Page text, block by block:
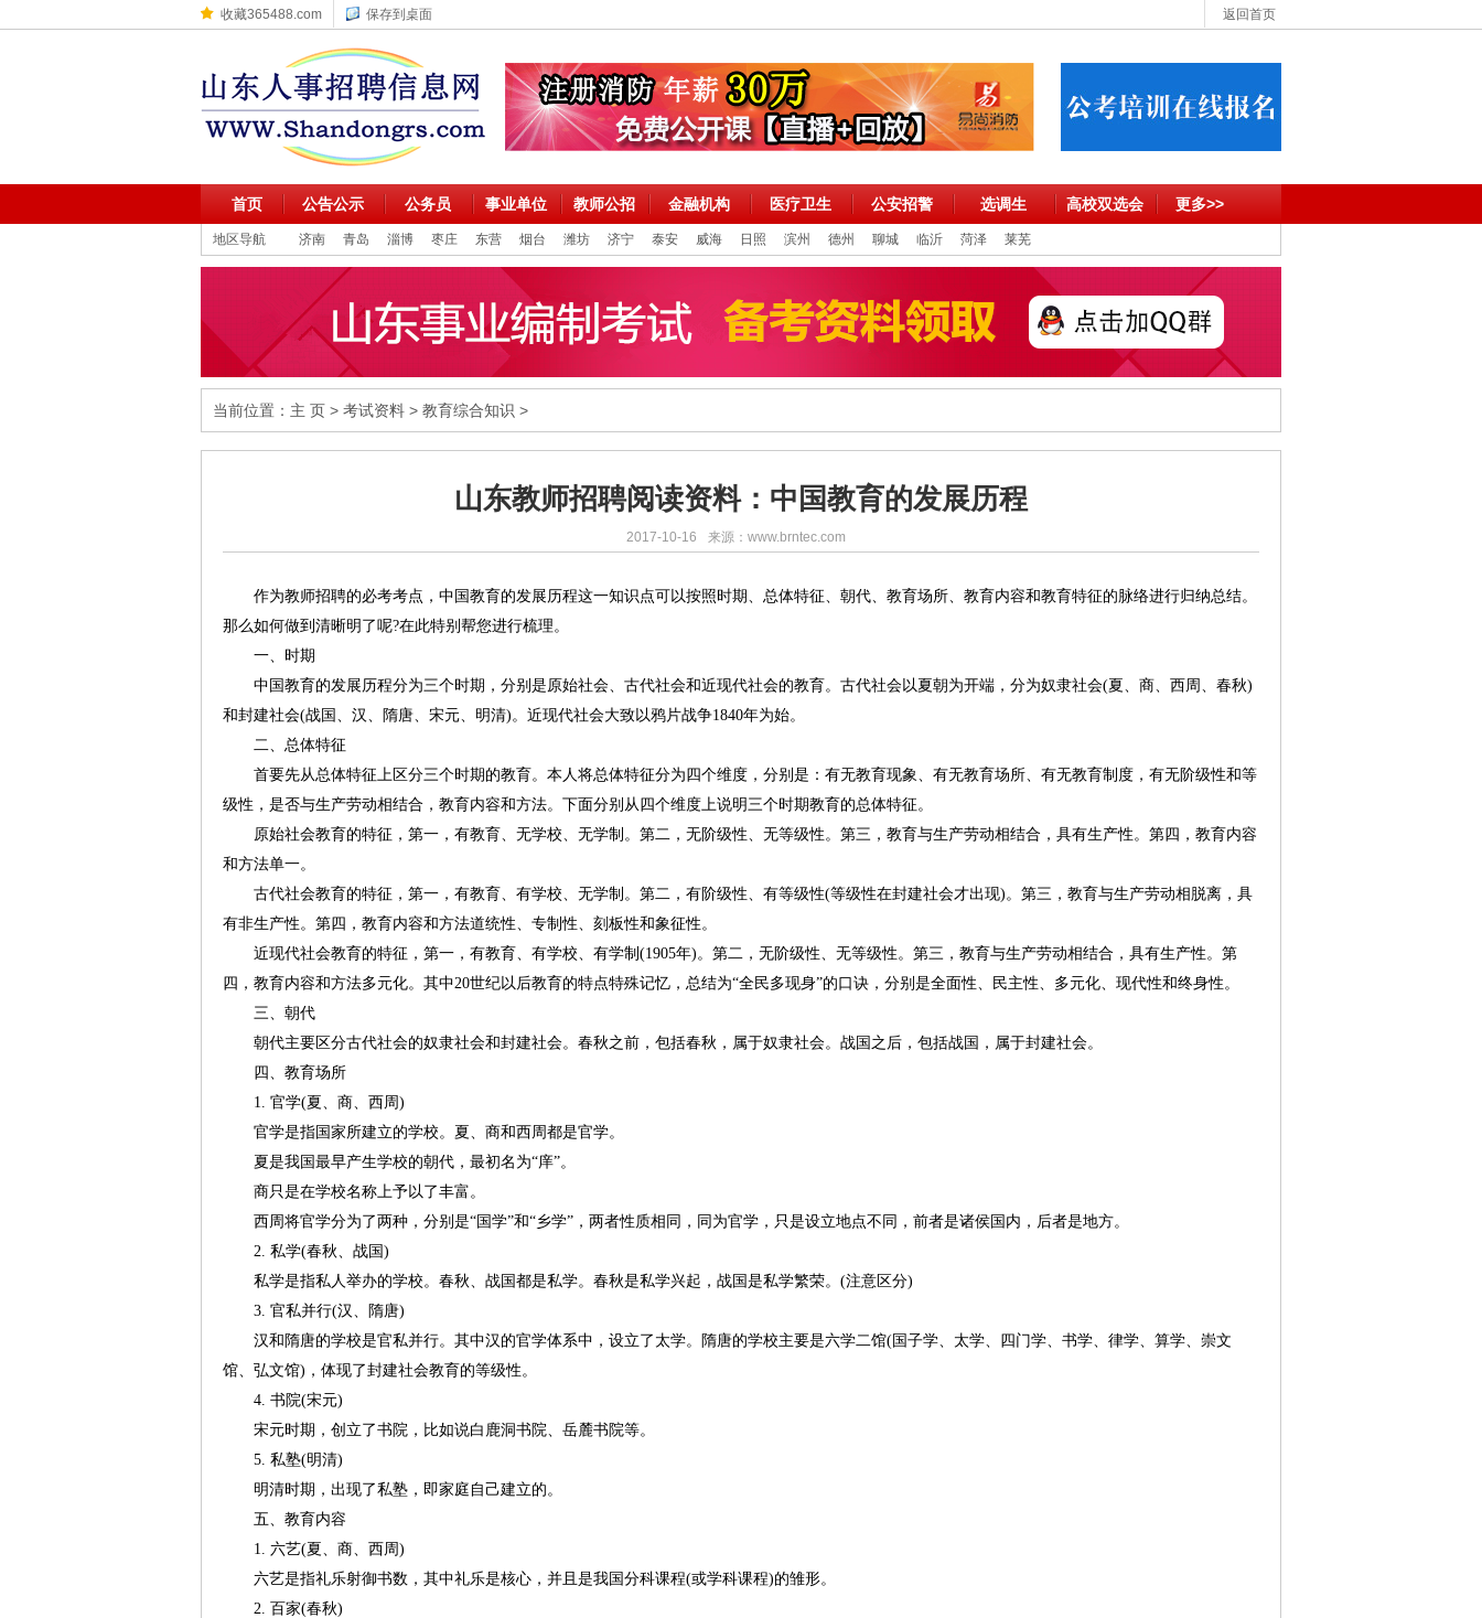
收藏365488.com 保存到桌面 返回首页
首页 公告公示 公务员 事业单位 教师公招 金融机构 医疗卫生 公安招警 选调生 高校双选会 更多>>
地区导航 济南 青岛 淄博 枣庄 东营 烟台 潍坊 济宁 泰安 威海 日照 滨州 德州 聊城 临沂 菏泽 莱芜
当前位置： 主 页 > 考试资料 > 教育综合知识 >
山东教师招聘阅读资料：中国教育的发展历程
2017-10-16 来源：www.brntec.com
作为教师招聘的必考考点，中国教育的发展历程这一知识点可以按照时期、总体特征、朝代、教育场所、教育内容和教育特征的脉络进行归纳总结。
那么如何做到清晰明了呢?在此特别帮您进行梳理。
一、时期
中国教育的发展历程分为三个时期，分别是原始社会、古代社会和近现代社会的教育。古代社会以夏朝为开端，分为奴隶社会(夏、商、西周、春秋)
和封建社会(战国、汉、隋唐、宋元、明清)。近现代社会大致以鸦片战争1840年为始。
二、总体特征
首要先从总体特征上区分三个时期的教育。本人将总体特征分为四个维度，分别是：有无教育现象、有无教育场所、有无教育制度，有无阶级性和等
级性，是否与生产劳动相结合，教育内容和方法。下面分别从四个维度上说明三个时期教育的总体特征。
原始社会教育的特征，第一，有教育、无学校、无学制。第二，无阶级性、无等级性。第三，教育与生产劳动相结合，具有生产性。第四，教育内容
和方法单一。
古代社会教育的特征，第一，有教育、有学校、无学制。第二，有阶级性、有等级性(等级性在封建社会才出现)。第三，教育与生产劳动相脱离，具
有非生产性。第四，教育内容和方法道统性、专制性、刻板性和象征性。
近现代社会教育的特征，第一，有教育、有学校、有学制(1905年)。第二，无阶级性、无等级性。第三，教育与生产劳动相结合，具有生产性。第
四，教育内容和方法多元化。其中20世纪以后教育的特点特殊记忆，总结为“全民多现身”的口诀，分别是全面性、民主性、多元化、现代性和终身性。
三、朝代
朝代主要区分古代社会的奴隶社会和封建社会。春秋之前，包括春秋，属于奴隶社会。战国之后，包括战国，属于封建社会。
四、教育场所
1. 官学(夏、商、西周)
官学是指国家所建立的学校。夏、商和西周都是官学。
夏是我国最早产生学校的朝代，最初名为“庠”。
商只是在学校名称上予以了丰富。
西周将官学分为了两种，分别是“国学”和“乡学”，两者性质相同，同为官学，只是设立地点不同，前者是诸侯国内，后者是地方。
2. 私学(春秋、战国)
私学是指私人举办的学校。春秋、战国都是私学。春秋是私学兴起，战国是私学繁荣。(注意区分)
3. 官私并行(汉、隋唐)
汉和隋唐的学校是官私并行。其中汉的官学体系中，设立了太学。隋唐的学校主要是六学二馆(国子学、太学、四门学、书学、律学、算学、崇文
馆、弘文馆)，体现了封建社会教育的等级性。
4. 书院(宋元)
宋元时期，创立了书院，比如说白鹿洞书院、岳麓书院等。
5. 私塾(明清)
明清时期，出现了私塾，即家庭自己建立的。
五、教育内容
1. 六艺(夏、商、西周)
六艺是指礼乐射御书数，其中礼乐是核心，并且是我国分科课程(或学科课程)的雏形。
2. 百家(春秋)